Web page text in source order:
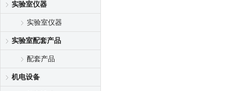
实验室仪器
实验室仪器
实验室配套产品
配套产品
机电设备